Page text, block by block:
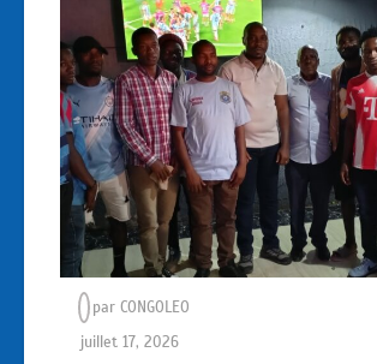
par CONGOLEO
juillet 17, 2026